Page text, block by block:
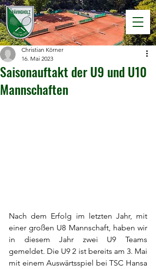
Saisonauftakt der U9 und U10
Mannschaften
Christian Körner
16. Mai 2023
Nach dem Erfolg im letzten Jahr, mit
einer großen U8 Mannschaft, haben wir
in diesem Jahr zwei U9 Teams
gemeldet. Die U9 2 ist bereits am 3. Mai
mit einem Auswärtsspiel bei TSC Hansa